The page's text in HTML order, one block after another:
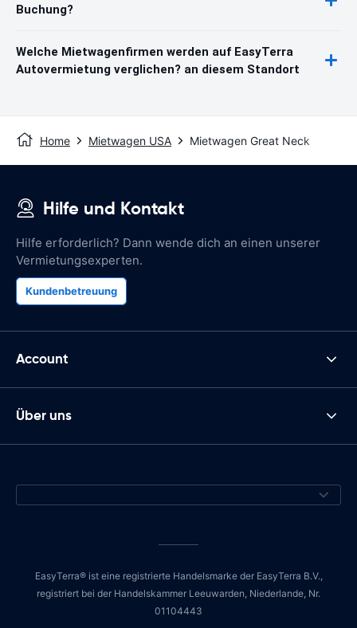
Buchung?
Welche Mietwagenfirmen werden auf EasyTerra
Autovermietung verglichen? an diesem Standort
Home Mietwagen USA Mietwagen Great Neck
Hilfe und Kontakt
Hilfe erforderlich? Dann wende dich an einen unserer
Vermietungsexperten.
Kundenbetreuung
Account
Über uns
EasyTerra® ist eine registrierte Handelsmarke der EasyTerra B.V.,
registriert bei der Handelskammer Leeuwarden, Niederlande, Nr.
01104443